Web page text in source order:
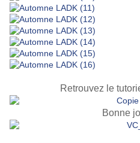
Retrouvez le
Bonne